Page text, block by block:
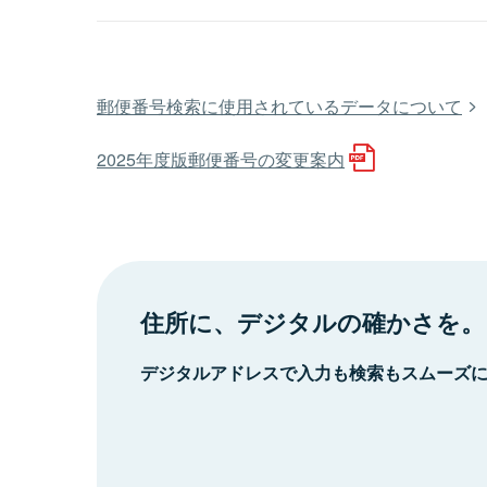
郵便番号検索に使用されているデータについて
2025年度版郵便番号の変更案内
住所に、デジタルの確かさを。
デジタルアドレスで入力も検索もスムーズ